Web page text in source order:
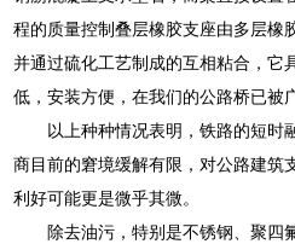
程的质量控制叠层橡胶支座由多层橡
并通过硫化工艺制成的互相粘合，它
低，安装方便，在我们的公路桥已被
以上种种情况表明，铁路的短时
商目前的窘境缓解有限，对公路建筑
利好可能更是微乎其微。
除去油污，特别是不锈钢、聚四